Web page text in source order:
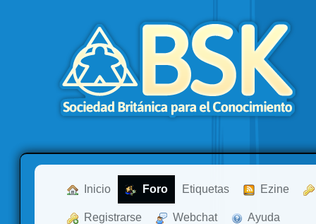
Inicio Foro Etiquetas Ezine
Registrarse Webchat Ayuda